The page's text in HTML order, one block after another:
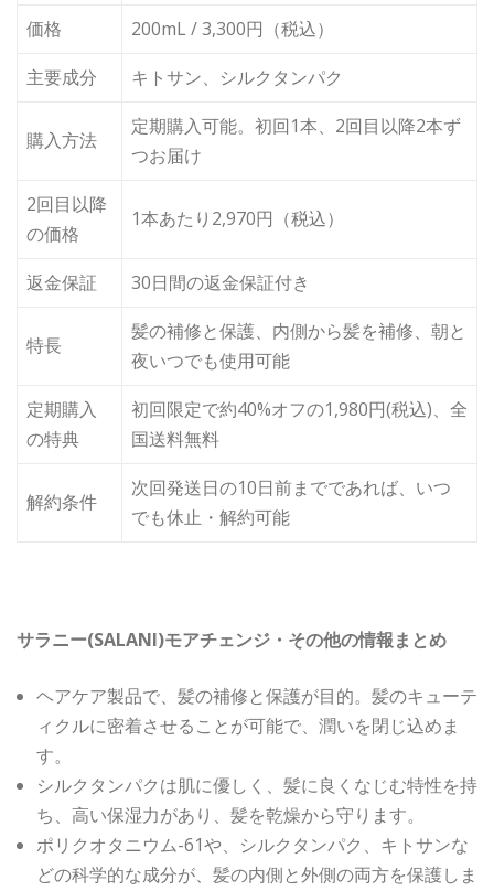
価格
200mL / 3,300円（税込）
主要成分
キトサン、シルクタンパク
購入方法
定期購入可能。初回1本、2回目以降2本ず
つお届け
2回目以降
の価格
1本あたり2,970円（税込）
返金保証 30日間の返金保証付き
特長
髪の補修と保護、内側から髪を補修、朝と
夜いつでも使用可能
定期購入
の特典
初回限定で約40%オフの1,980円(税込)、全
国送料無料
解約条件
次回発送日の10日前までであれば、いつ
でも休止・解約可能
サラニー(SALANI)モアチェンジ・その他の情報まとめ
ヘアケア製品で、髪の補修と保護が目的。髪のキューテ
ィクルに密着させることが可能で、潤いを閉じ込めま
す。
シルクタンパクは肌に優しく、髪に良くなじむ特性を持
ち、高い保湿力があり、髪を乾燥から守ります。
ポリクオタニウム-61や、シルクタンパク、キトサンな
どの科学的な成分が、髪の内側と外側の両方を保護しま